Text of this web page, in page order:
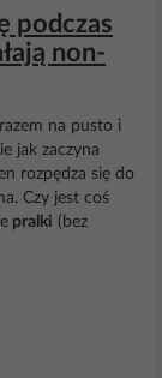
podczas
non-
na pusto i
jak zaczyna
rozpędza się do
Czy jest coś
pralki (bez